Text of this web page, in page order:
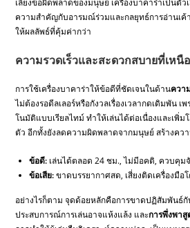
เลี่ยงข้อผิดพลาดของมนุษย์ เครื่องบาคาร่าเป็นตั
ความสำคัญกับอารมณ์ร่วมและกลยุทธ์การอ่านเค้
ให้ผลลัพธ์ที่คุ้มค่ากว่า
ความรวดเร็วและสะดวกสบายที่เหนื
การใช้เครื่องบาคาร่าให้ข้อดีที่ชัดเจนในด้านควา
ไม่ต้องรอดีลเลอร์หรือกังวลเรื่องเวลากดเดิมพัน เ
โนมัติแบบเรียลไทม์ ทำให้เล่นได้ต่อเนื่องและเพิ่ม
ตัว อีกทั้งยังลดความผิดพลาดจากมนุษย์ สร้างคว
ข้อดี: เล่นได้ตลอด 24 ชม., ไม่มีอคติ, ควบคุม
ข้อเสีย:ขาดบรรยากาศสด, เสี่ยงติดเครื่องมือ
อย่างไรก็ตาม จุดด้อยหลักคือการขาดปฏิสัมพันธ์กั
ประสบการณ์การเล่นอาจแห้งแล้ง และการพึ่งพา